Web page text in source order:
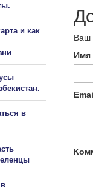
Ваш
Имя
и как
в